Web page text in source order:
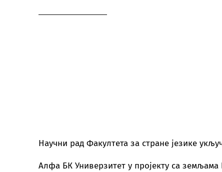
Научни рад Факултета за стране језике
Алфа БК Универзитет у пројекту са